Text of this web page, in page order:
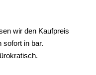
wir den Kaufpreis
sofort in bar.